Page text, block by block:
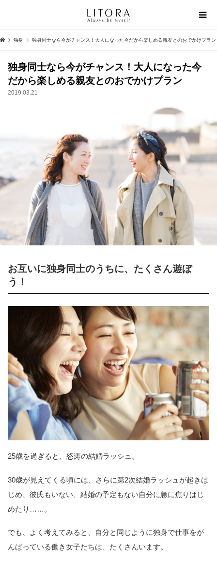
独身 独身同士なら今がチャンス！大人になった今だから楽しめる親友とのおでかけプラン
独身同士なら今がチャンス！大人になった今
だから楽しめる親友とのおでかけプラン
2019.03.21
お互いに独身同士のうちに、たくさん遊ぼ
う！
25歳を過ぎると、怒涛の結婚ラッシュ。
30歳が見えてくる頃には、さらに第2次結婚ラッシュが起きは
じめ、彼氏もいない、結婚の予定もない自分に急に焦りはじ
めたり……。
でも、よく考えてみると、自分と同じように独身で仕事をが
んばっている働き女子たちは、たくさんいます。